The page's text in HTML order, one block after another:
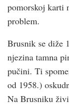
pomorskoj karti
problem.
Brusnik se diže
njezina tamna
pučini. Ti
od 1958.)
Na Brusniku